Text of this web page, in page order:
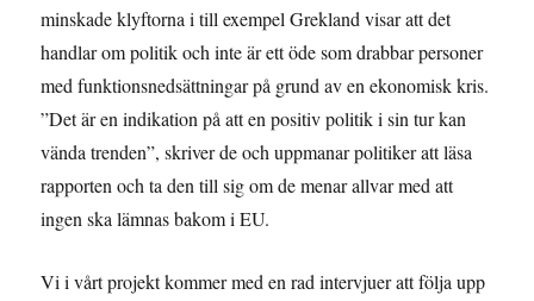
minskade klyftorna i till exempel Grekland visar att det
handlar om politik och inte är ett öde som drabbar personer
med funktionsnedsättningar på grund av en ekonomisk kris.
”Det är en indikation på att en positiv politik i sin tur kan
vända trenden”, skriver de och uppmanar politiker att läsa
rapporten och ta den till sig om de menar allvar med att
ingen ska lämnas bakom i EU.
Vi i vårt projekt kommer med en rad intervjuer att följa upp